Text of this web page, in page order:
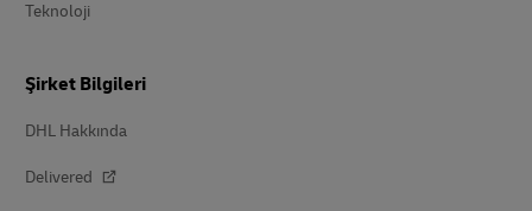
Teknoloji
Şirket Bilgileri
DHL Hakkında
Delivered